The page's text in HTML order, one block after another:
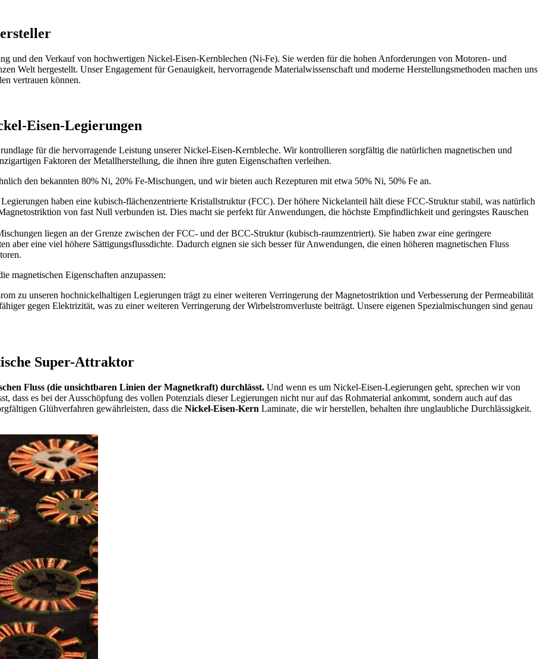
und den Verkauf von hochwertigen Nickel-Eisen-Kernblechen (Ni-Fe). Sie werden für die hohen Anforderungen von Motoren- und
Welt hergestellt. Unser Engagement für Genauigkeit, hervorragende Materialwissenschaft und moderne Herstellungsmethoden machen uns
vertrauen können.
Eisen-Legierungen
für die hervorragende Leistung unserer Nickel-Eisen-Kernbleche. Wir kontrollieren sorgfältig die natürlichen magnetischen und
Faktoren der Metallherstellung, die ihnen ihre guten Eigenschaften verleihen.
den bekannten 80% Ni, 20% Fe-Mischungen, und wir bieten auch Rezepturen mit etwa 50% Ni, 50% Fe an.
haben eine kubisch-flächenzentrierte Kristallstruktur (FCC). Der höhere Nickelanteil hält diese FCC-Struktur stabil, was natürlich
von fast Null verbunden ist. Dies macht sie perfekt für Anwendungen, die höchste Empfindlichkeit und geringstes Rauschen
liegen an der Grenze zwischen der FCC- und der BCC-Struktur (kubisch-raumzentriert). Sie haben zwar eine geringere
aber eine viel höhere Sättigungsflussdichte. Dadurch eignen sie sich besser für Anwendungen, die einen höheren magnetischen Fluss
magnetischen Eigenschaften anzupassen:
zu unseren hochnickelhaltigen Legierungen trägt zu einer weiteren Verringerung der Magnetostriktion und Verbesserung der Permeabilität
gegen Elektrizität, was zu einer weiteren Verringerung der Wirbelstromverluste beiträgt. Unsere eigenen Spezialmischungen sind genau
Super-Attraktor
Fluss (die unsichtbaren Linien der Magnetkraft) durchlässt. Und wenn es um Nickel-Eisen-Legierungen geht, sprechen wir von
dass es bei der Ausschöpfung des vollen Potenzials dieser Legierungen nicht nur auf das Rohmaterial ankommt, sondern auch auf das
Glühverfahren gewährleisten, dass die Nickel-Eisen-Kern Laminate, die wir herstellen, behalten ihre unglaubliche Durchlässigkeit.